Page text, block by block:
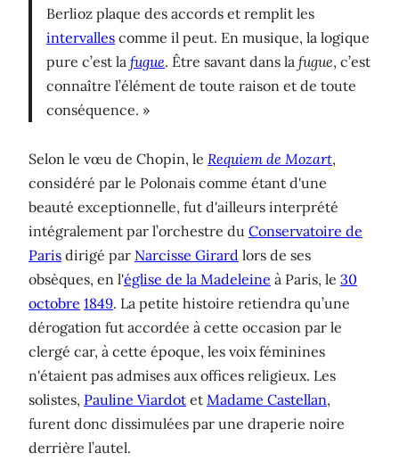
Berlioz plaque des accords et remplit les
intervalles comme il peut. En musique, la logique
pure c’est la fugue. Être savant dans la fugue, c’est
connaître l’élément de toute raison et de toute
conséquence. »
Selon le vœu de Chopin, le Requiem de Mozart,
considéré par le Polonais comme étant d'une
beauté exceptionnelle, fut d'ailleurs interprété
intégralement par l’orchestre du Conservatoire de
Paris dirigé par Narcisse Girard lors de ses
obsèques, en l'église de la Madeleine à Paris, le 30
octobre 1849. La petite histoire retiendra qu’une
dérogation fut accordée à cette occasion par le
clergé car, à cette époque, les voix féminines
n'étaient pas admises aux offices religieux. Les
solistes, Pauline Viardot et Madame Castellan,
furent donc dissimulées par une draperie noire
derrière l’autel.